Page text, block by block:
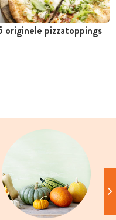
originele pizzatoppings